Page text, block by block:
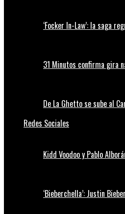
‘Focker In-Law’: la saga
31 Minutos confirma gira
De La Ghetto se sube al
Redes Sociales
Kidd Voodoo y Pablo
‘Bieberchella’: Justin